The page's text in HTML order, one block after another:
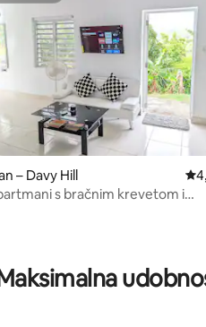
5/5, recenzija: 28
– Davy Hill
s bračnim krevetom i